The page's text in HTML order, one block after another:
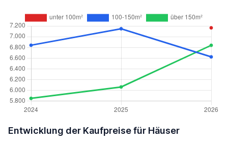
Entwicklung der Kaufpreise für Häuser